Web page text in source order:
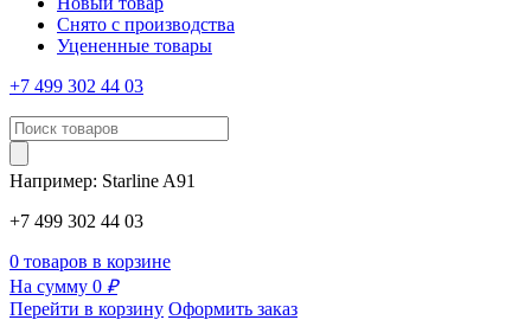
Снято с производства
Уцененные товары
+7 499 302 44 03
Например: Starline A91
+7 499 302 44 03
0 товаров в корзине
На сумму 0 ₽
Перейти в корзину Оформить заказ